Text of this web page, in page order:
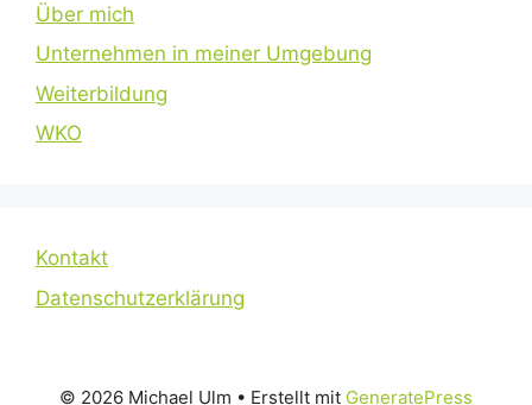
Über mich
Unternehmen in meiner Umgebung
Weiterbildung
WKO
Kontakt
Datenschutzerklärung
© 2026 Michael Ulm • Erstellt mit GeneratePress